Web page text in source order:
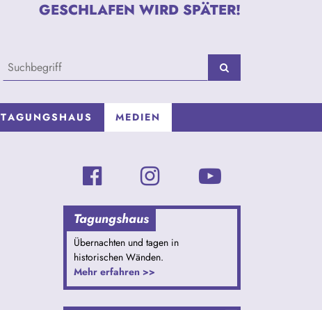
GESCHLAFEN WIRD SPÄTER!
TAGUNGSHAUS MEDIEN
Tagungshaus
Übernachten und tagen in
historischen Wänden.
Mehr erfahren >>